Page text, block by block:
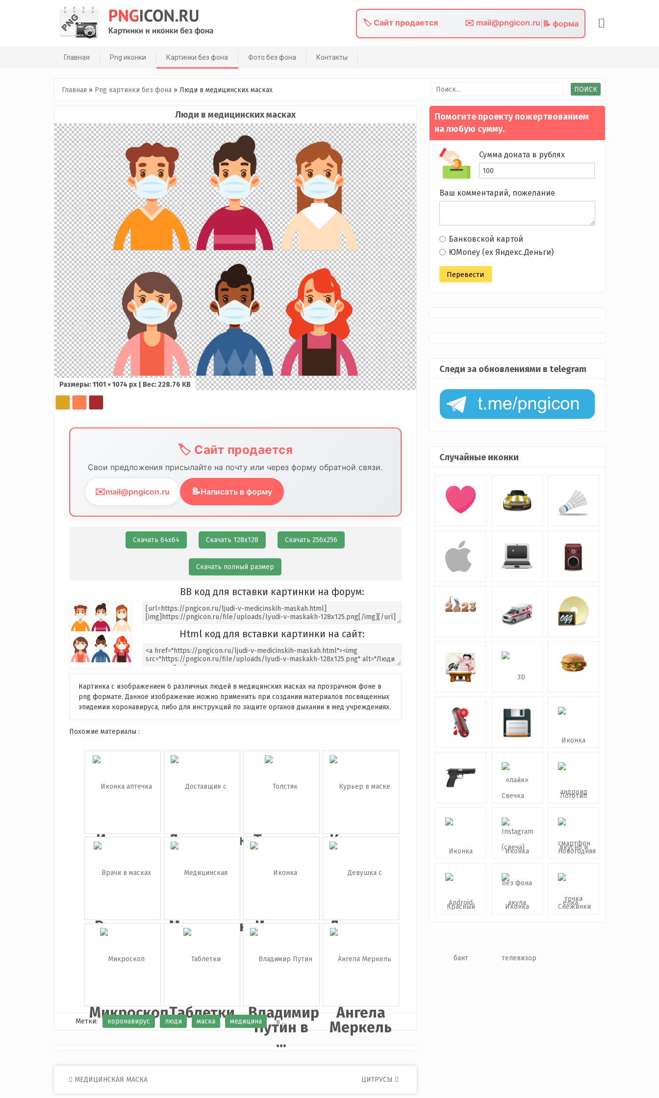
🏷️ Сайт продается ✉️ mail@pngicon.ru 📝 форма
Главная Png иконки Картинки без фона Фото без фона Контакты
Главная » Png картинки без фона» Люди в медицинских масках Найти:
Люди в медицинских масках
Размеры: 1101 × 1074 px | Вес: 228.76 KB
🏷️ Сайт продается
Свои предложения присылайте на почту или через форму обратной связи.
✉️mail@pngicon.ru 📝Написать в форму
Скачать 64х64 Скачать 128х128 Скачать 256х256
Скачать полный размер
BB код для вставки картинки на форум:
Html код для вставки картинки на сайт:
Картинка с изображением 6 различных людей в медицинских масках на прозрачном фоне в
png формате. Данное изображение можно применить при создании материалов посвященных
эпидемии коронавируса, либо для инструкций по защите органов дыхании в мед учреждениях.
Похожие материалы :
Иконка
аптечка
Доставщик
с короб...
Толстяк
Курьер в
маске с ...
Врачи в
масках
Медицинская
маска
Иконка
украинка
Девушка
зонтико...
МикроскопТаблетки
Владимир
Путин в
...
Ангела
Меркель
Метки: коронавирус люди маска медицина
Post
МЕДИЦИНСКАЯ МАСКА ЦИТРУСЫ
Помогите проекту пожертвованием
на любую сумму.
Сумма доната в рублях
Ваш комментарий, пожелание
Банковской картой
ЮMoney (ex Яндекс.Деньги)
Следи за обновлениями в telegram
Случайные иконки